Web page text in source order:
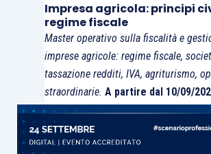
Impresa agricola: principi
regime fiscale
Master operativo sulla fiscalità e
imprese agricole: regime fiscale,
tassazione redditi, IVA, agriturismo,
straordinarie. A partire dal 10/09/